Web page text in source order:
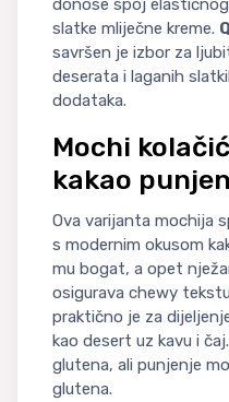
slatke mliječne kreme.
savršen je izbor za
deserata i laganih
dodataka.
Mochi
kakao
Ova varijanta mochija
s modernim okusom
mu bogat, a opet
osigurava chewy
praktično je za
kao desert uz kavu i
glutena, ali punjenje
glutena.